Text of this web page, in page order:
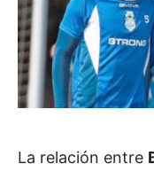
La relación entre